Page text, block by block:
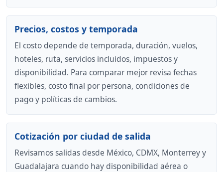
Precios, costos y temporada
El costo depende de temporada, duración, vuelos,
hoteles, ruta, servicios incluidos, impuestos y
disponibilidad. Para comparar mejor revisa fechas
flexibles, costo final por persona, condiciones de
pago y políticas de cambios.
Cotización por ciudad de salida
Revisamos salidas desde México, CDMX, Monterrey y
Guadalajara cuando hay disponibilidad aérea o